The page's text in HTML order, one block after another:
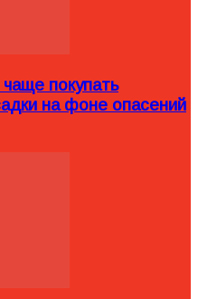
покупать
на фоне опасений